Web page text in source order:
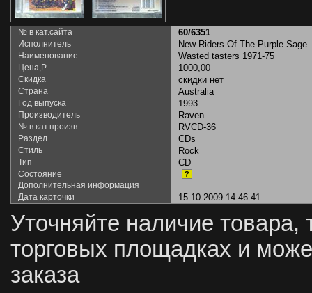
№ в кат.сайта 60/6351
Исполнитель New Riders Of The Purple Sage
Наименование Wasted tasters 1971-75
Цена,Р 1000,00
Скидка скидки нет
Страна Australia
Год выпуска 1993
Производитель Raven
№ в кат.произв. RVCD-36
Раздел CDs
Стиль Rock
Тип CD
Состояние ?
Дополнительная информация
Дата карточки
15.10.2009 14:46:41
Уточняйте наличие товара,
торговых площадках и
заказа